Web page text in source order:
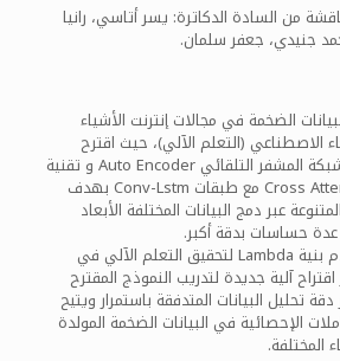
من السادة الدكاترة: يسر أتاسي، رانيا
جنيدي، جعفر سلمان.
الضخمة في مجالات إنترنت الأشياء
الاصطناعي (التعلم الآلي)، حيث اقترح
الباحث نموذجاً يوظف شبكة المشفر التلقائي Auto Encoder و تقنية
الانتباه المتقاطع Cross Attention مع طبقات Conv-Lstm بهدف
عبر دمج البيانات المختلفة الأبعاد
عدة حساسات بدقة أكبر.
كما طور نموذجاً يستخدم بنية Lambda لتحقيق التعلم الآلي في
آلية جديدة لتدريب النموذج المقترح
تحليل البيانات المتدفقة باستمرار ويتيح
الإحصائية في البيانات الضخمة المولدة
المختلفة.